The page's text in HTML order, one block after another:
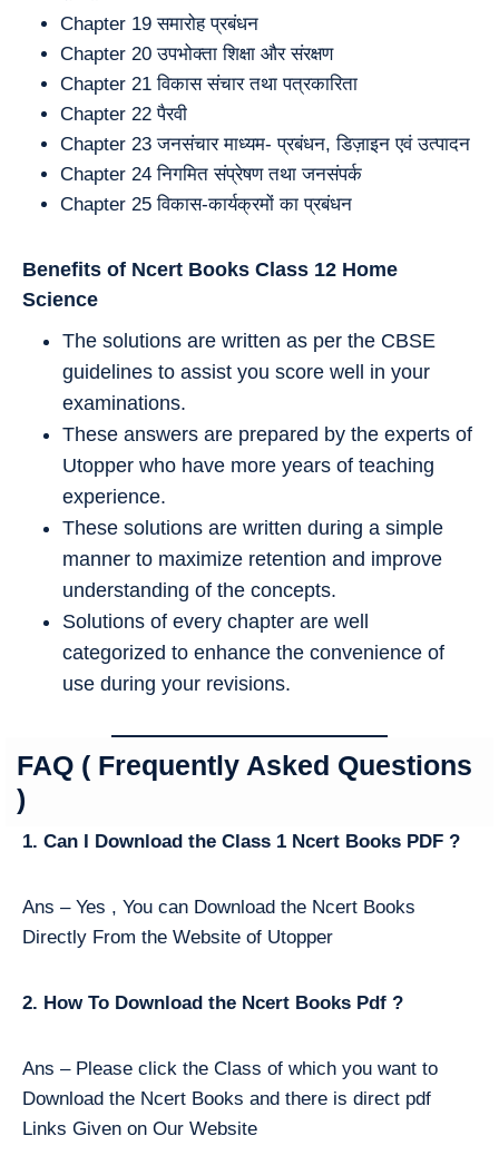
Chapter 19 समारोह प्रबंधन
Chapter 20 उपभोक्ता शिक्षा और संरक्षण
Chapter 21 विकास संचार तथा पत्रकारिता
Chapter 22 पैरवी
Chapter 23 जनसंचार माध्यम- प्रबंधन, डिज़ाइन एवं उत्पादन
Chapter 24 निगमित संप्रेषण तथा जनसंपर्क
Chapter 25 विकास-कार्यक्रमों का प्रबंधन
Benefits of Ncert Books Class 12 Home
Science
The solutions are written as per the CBSE
guidelines to assist you score well in your
examinations.
These answers are prepared by the experts of
Utopper who have more years of teaching
experience.
These solutions are written during a simple
manner to maximize retention and improve
understanding of the concepts.
Solutions of every chapter are well
categorized to enhance the convenience of
use during your revisions.
FAQ ( Frequently Asked Questions
)
1. Can I Download the Class 1 Ncert Books PDF ?
Ans – Yes , You can Download the Ncert Books
Directly From the Website of Utopper
2. How To Download the Ncert Books Pdf ?
Ans – Please click the Class of which you want to
Download the Ncert Books and there is direct pdf
Links Given on Our Website